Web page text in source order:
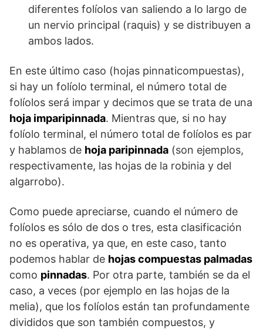
diferentes folíolos van saliendo a lo largo de
un nervio principal (raquis) y se distribuyen a
ambos lados.
En este último caso (hojas pinnaticompuestas),
si hay un folíolo terminal, el número total de
folíolos será impar y decimos que se trata de una
hoja imparipinnada. Mientras que, si no hay
folíolo terminal, el número total de folíolos es par
y hablamos de hoja paripinnada (son ejemplos,
respectivamente, las hojas de la robinia y del
algarrobo).
Como puede apreciarse, cuando el número de
folíolos es sólo de dos o tres, esta clasificación
no es operativa, ya que, en este caso, tanto
podemos hablar de hojas compuestas palmadas
como pinnadas. Por otra parte, también se da el
caso, a veces (por ejemplo en las hojas de la
melia), que los folíolos están tan profundamente
divididos que son también compuestos, y